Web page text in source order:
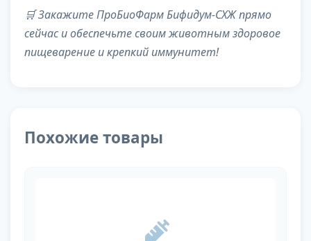
🛒 Закажите ПроБиоФарм Бифидум-СХЖ прямо
сейчас и обеспечьте своим животным здоровое
пищеварение и крепкий иммунитет!
Похожие товары